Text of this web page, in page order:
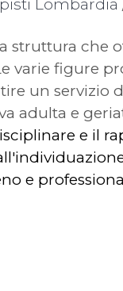
Lombardia
struttura che
varie figure
un servizio
adulta e
e il
e